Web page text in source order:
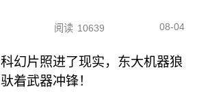
阅读 10639 08-04
科幻片照进了现实，东大机器狼
驮着武器冲锋！